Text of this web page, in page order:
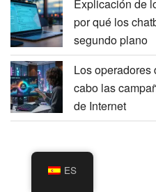
Explicación de
por qué los
segundo plano
Los
cabo las
de Internet
ES